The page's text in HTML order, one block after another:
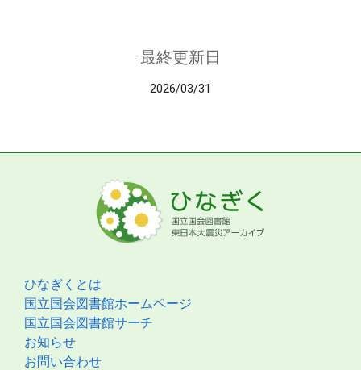
最終更新日
2026/03/31
ひなぎくとは
国立国会図書館ホームページ
国立国会図書館サーチ
お知らせ
お問い合わせ